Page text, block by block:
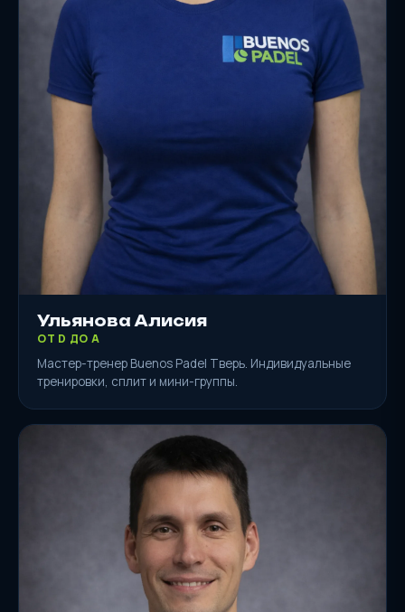
Ульянова Алисия
ОТ D ДО A
Мастер-тренер Buenos Padel Тверь. Индивидуальные
тренировки, сплит и мини-группы.